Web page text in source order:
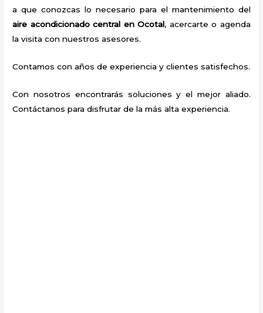
a que conozcas lo necesario para el mantenimiento del
aire acondicionado central en Ocotal, acercarte o agenda
la visita con nuestros asesores.
Contamos con años de experiencia y clientes satisfechos.
Con nosotros encontrarás soluciones y el mejor aliado.
Contáctanos para disfrutar de la más alta experiencia.